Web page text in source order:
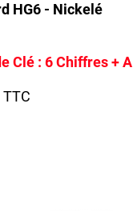
HG6 - Nickelé
Clé : 6 Chiffres + A
TTC